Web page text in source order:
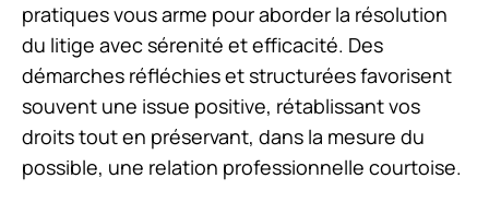
pratiques vous arme pour aborder la résolution
du litige avec sérenité et efficacité. Des
démarches réfléchies et structurées favorisent
souvent une issue positive, rétablissant vos
droits tout en préservant, dans la mesure du
possible, une relation professionnelle courtoise.